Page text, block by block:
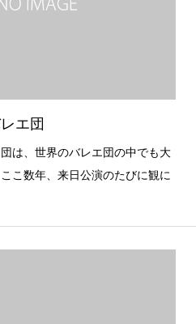
エ団
は、世界のバレエ団の中でも大
こ数年、来日公演のたびに観に